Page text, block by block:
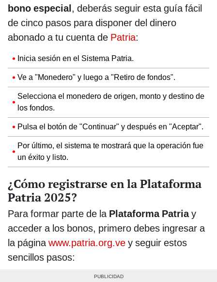
bono especial, deberás seguir esta guía fácil
de cinco pasos para disponer del dinero
abonado a tu cuenta de Patria:
Inicia sesión en el Sistema Patria.
Ve a "Monedero" y luego a "Retiro de fondos".
Selecciona el monedero de origen, monto y destino de
los fondos.
Pulsa el botón de "Continuar" y después en "Aceptar".
Por último, el sistema te mostrará que la operación fue
un éxito y listo.
¿Cómo registrarse en la Plataforma
Patria 2025?
Para formar parte de la Plataforma Patriay
acceder a los bonos, primero debes ingresar a
la página www.patria.org.ve y seguir estos
sencillos pasos: